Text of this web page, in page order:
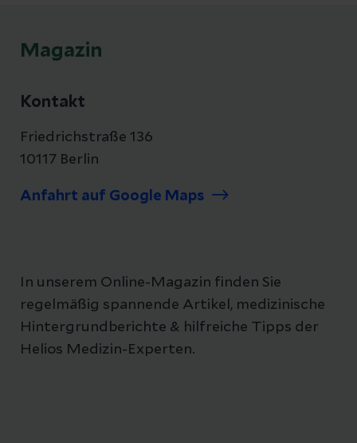
Magazin
Kontakt
Friedrichstraße 136
10117 Berlin
Anfahrt auf Google Maps
In unserem Online-Magazin finden Sie
regelmäßig spannende Artikel, medizinische
Hintergrundberichte & hilfreiche Tipps der
Helios Medizin-Experten.